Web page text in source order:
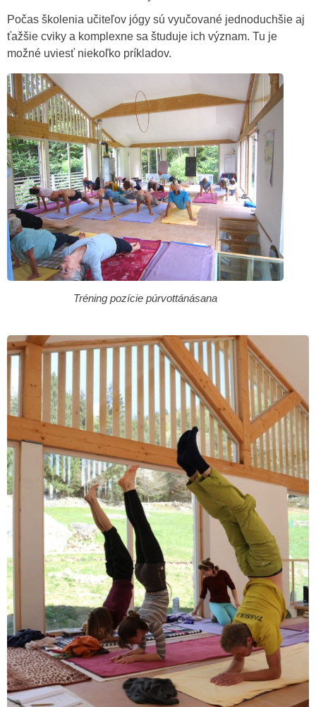
Počas školenia učiteľov jógy sú vyučované jednoduchšie aj
ťažšie cviky a komplexne sa študuje ich význam. Tu je
možné uviesť niekoľko príkladov.
Tréning pozície púrvottánásana